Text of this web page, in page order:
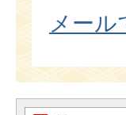
メール